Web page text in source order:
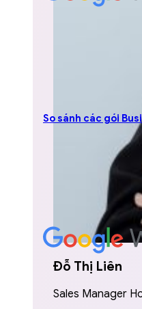
Đỗ Thị Liên
Sales Manager
So sánh các gói